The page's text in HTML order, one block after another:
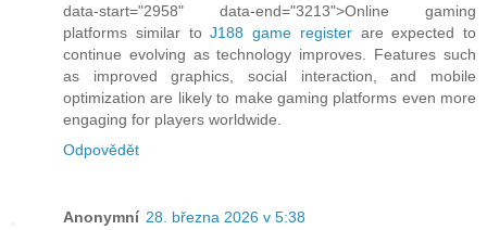
data-start="2958" data-end="3213">Online gaming
platforms similar toJ188 game registerare expected to
continue evolving as technology improves. Features such
as improved graphics, social interaction, and mobile
optimization are likely to make gaming platforms even more
engaging for players worldwide.
Odpovědět
Anonymní 28. března 2026 v 5:38